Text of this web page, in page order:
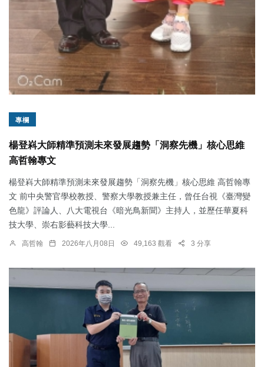
專欄
楊登嵙大師精準預測未來發展趨勢「洞察先機」核心思維
高哲翰專文
楊登嵙大師精準預測未來發展趨勢「洞察先機」核心思維 高哲翰專
文 前中央警官學校教授、警察大學教授兼主任，曾任台視《臺灣變
色龍》評論人、八大電視台《暗光鳥新聞》主持人，並歷任華夏科
技大學、崇右影藝科技大學...
高哲翰 2026年八月08日 49,163 觀看 3 分享